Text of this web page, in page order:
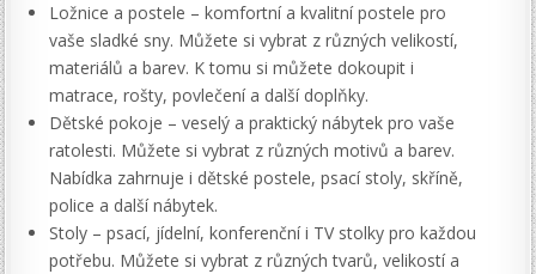
Ložnice a postele – komfortní a kvalitní postele pro
vaše sladké sny. Můžete si vybrat z různých velikostí,
materiálů a barev. K tomu si můžete dokoupit i
matrace, rošty, povlečení a další doplňky.
Dětské pokoje – veselý a praktický nábytek pro vaše
ratolesti. Můžete si vybrat z různých motivů a barev.
Nabídka zahrnuje i dětské postele, psací stoly, skříně,
police a další nábytek.
Stoly – psací, jídelní, konferenční i TV stolky pro každou
potřebu. Můžete si vybrat z různých tvarů, velikostí a